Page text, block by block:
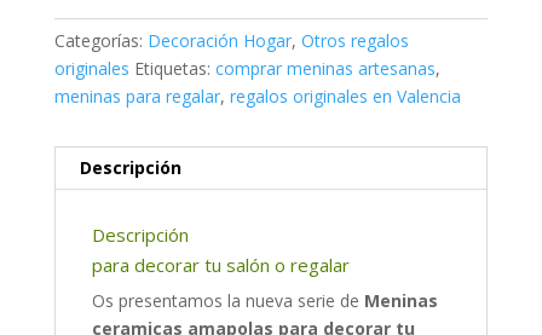
Categorías: Decoración Hogar, Otros regalos
originales Etiquetas: comprar meninas artesanas,
meninas para regalar, regalos originales en Valencia
Descripción
Descripción
para decorar tu salón o regalar
Os presentamos la nueva serie de Meninas
ceramicas amapolas para decorar tu